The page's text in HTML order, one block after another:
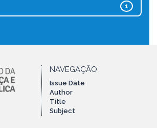
1
NAVEGAÇÃO
Issue Date
Author
Title
Subject